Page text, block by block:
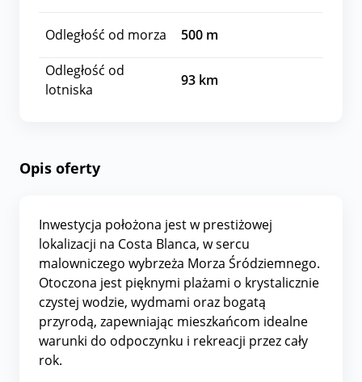
Odległość od morza 500 m
Odległość od
lotniska
93 km
Opis oferty
Inwestycja położona jest w prestiżowej
lokalizacji na Costa Blanca, w sercu
malowniczego wybrzeża Morza Śródziemnego.
Otoczona jest pięknymi plażami o krystalicznie
czystej wodzie, wydmami oraz bogatą
przyrodą, zapewniając mieszkańcom idealne
warunki do odpoczynku i rekreacji przez cały
rok.